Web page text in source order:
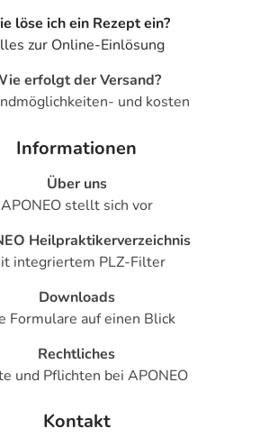
löse ich ein Rezept ein?
zur Online-Einlösung
erfolgt der Versand?
und kosten
Informationen
Über uns
APONEO stellt sich vor
Heilpraktikerverzeichnis
integriertem PLZ-Filter
Downloads
Formulare auf einen Blick
Rechtliches
und Pflichten bei APONEO
Kontakt